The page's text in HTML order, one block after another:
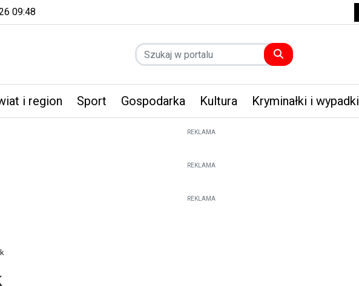
09:48
i region Sport Gospodarka Kultura Kryminałki i wypadki
REKLAMA
REKLAMA
REKLAMA